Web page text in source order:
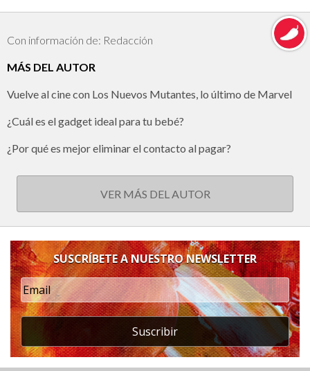
Con información de: Redacción
MÁS DEL AUTOR
Vuelve al cine con Los Nuevos Mutantes, lo último de Marvel
¿Cuál es el gadget ideal para tu bebé?
¿Por qué es mejor eliminar el contacto al pagar?
VER MÁS DEL AUTOR
SUSCRÍBETE A NUESTRO NEWSLETTER
Suscribir